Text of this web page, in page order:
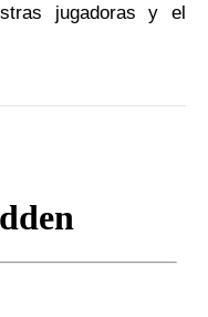
jugadoras y el